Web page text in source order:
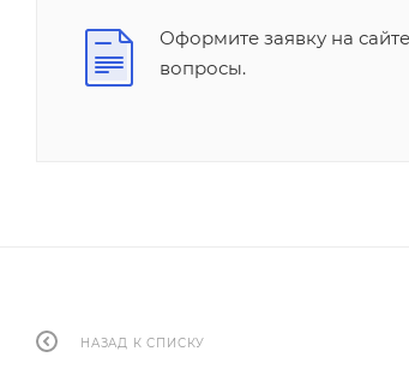
Оформите заявку на
вопросы.
НАЗАД К СПИСКУ